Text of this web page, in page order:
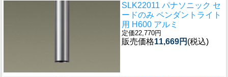
SLK22011 パナソニック セ
ードのみ ペンダントライト
用 H600 アルミ
定価22,770円
販売価格11,669円 (税込)